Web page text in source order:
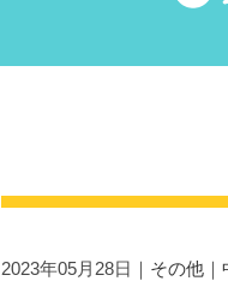
2023年05月28日｜ その他 ｜